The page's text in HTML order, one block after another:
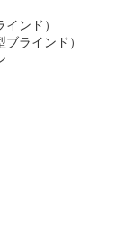
ンド）
ラインド）